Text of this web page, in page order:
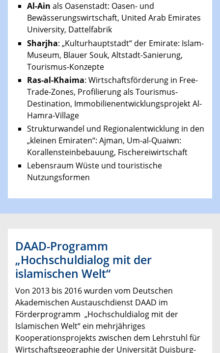
Al-Ain als Oasenstadt: Oasen- und
Bewässerungswirtschaft, United Arab Emirates
University, Dattelfabrik
Sharjha: „Kulturhauptstadt“ der Emirate: Islam-
Museum, Blauer Souk, Altstadt-Sanierung,
Tourismus-Konzepte
Ras-al-Khaima: Wirtschaftsförderung in Free-
Trade-Zones, Profilierung als Tourismus-
Destination, Immobilienentwicklungsprojekt Al-
Hamra-Village
Strukturwandel und Regionalentwicklung in den
„kleinen Emiraten“: Ajman, Um-al-Quaiwn:
Korallensteinbebauung, Fischereiwirtschaft
Lebensraum Wüste und touristische
Nutzungsformen
DAAD-Programm
„Hochschuldialog mit der
islamischen Welt“
Von 2013 bis 2016 wurden vom Deutschen
Akademischen Austauschdienst DAAD im
Förderprogramm „Hochschuldialog mit der
Islamischen Welt“ ein mehrjähriges
Kooperationsprojekts zwischen dem Lehrstuhl für
Wirtschaftsgeographie der Universität Duisburg-